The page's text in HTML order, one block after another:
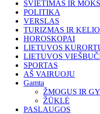
ŠVIETIMAS IR
POLITIKA
VERSLAS
TURIZMAS IR
HOROSKOPAI
LIETUVOS
LIETUVOS
SPORTAS
AŠ VAIRUOJU
Gamta
ŽMOGUS IR
ŽŪKLĖ
PASLAUGOS